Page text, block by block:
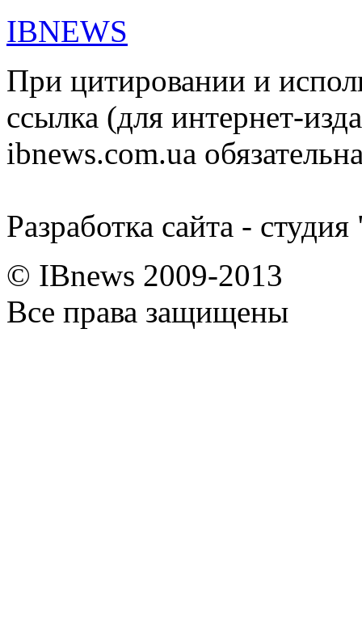
IBNEWS
При цитировании и
ссылка (для интернет-
ibnews.com.ua
Разработка сайта -
© IBnews 2009-2013
Все права защищены